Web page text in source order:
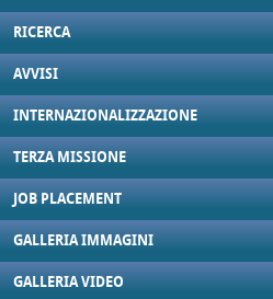
RICERCA
AVVISI
INTERNAZIONALIZZAZIONE
TERZA MISSIONE
JOB PLACEMENT
GALLERIA IMMAGINI
GALLERIA VIDEO